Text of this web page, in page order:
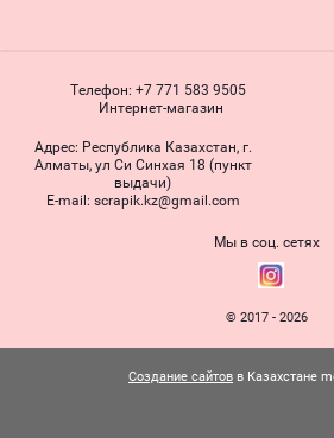
Телефон: +7 771 583 9505
Интернет-магазин
Адрес: Республика Казахстан, г.
Алматы, ул Си Синхая 18 (пункт
выдачи)
Е-mail: scrapik.kz@gmail.com
Мы в соц. сетях
© 2017 - 2026
Создание сайтов в Казахстане